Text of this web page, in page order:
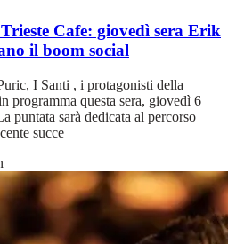
Cafe: giovedì sera Erik
il boom social
I Santi , i protagonisti della
programma questa sera, giovedì 6
puntata sarà dedicata al percorso
succe